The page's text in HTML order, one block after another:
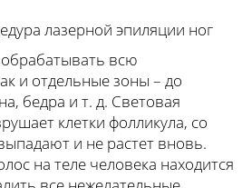
лазерной эпиляции ног
всю
и отдельные зоны – до
бедра и т. д. Световая
клетки фолликула, со
и не растет вновь.
на теле человека находится